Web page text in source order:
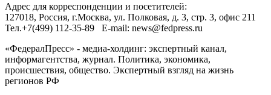
Адрес для корреспонденции и посетителей:
127018, Россия, г.Москва, ул. Полковая, д. 3, стр. 3, офис 211
Тел.+7(499) 112-35-89 E-mail: news@fedpress.ru
«ФедералПресс» - медиа-холдинг: экспертный канал,
информагентства, журнал. Политика, экономика,
происшествия, общество. Экспертный взгляд на жизнь
регионов РФ